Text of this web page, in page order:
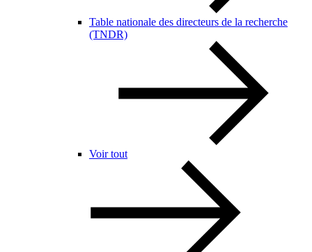
Table nationale des directeurs de la recherche
(TNDR)
Voir tout